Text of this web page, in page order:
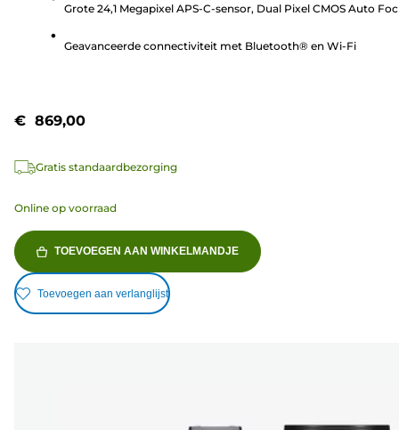
sterren.Grote 24,1 Megapixel APS-C-sensor, Dual Pixel CMOS Auto
Geavanceerde connectiviteit met Bluetooth® en Wi-Fi
€ 869,00
Gratis standaardbezorging
Online op voorraad
TOEVOEGEN AAN WINKELMANDJE
Toevoegen aan verlanglijst